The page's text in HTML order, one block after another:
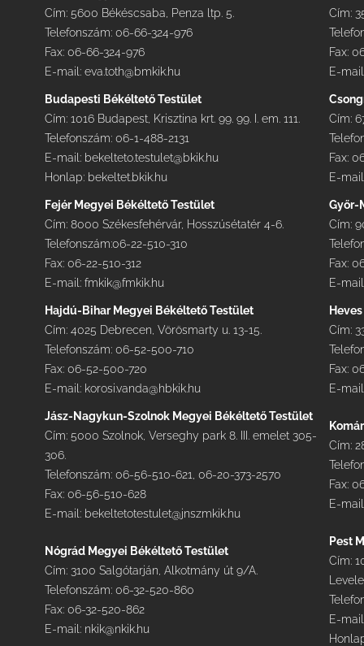
Cím: 5600 Békéscsaba, Penza ltp. 5.
Telefonszám: 06-66-324-976
Fax: 06-66-324-976
E-mail: eva.toth@bmkik.hu
Cím:
Fax:
E-
Budapesti Békéltető Testület
Cím: 1016 Budapest, Krisztina krt. 99. 99. I. em. 111.
Telefonszám: 06-1-488-2131
E-mail: bekelteto.testulet@bkik.hu
Honlap: bekeltet.bkik.hu
Cím:
Fax:
E-
Fejér Megyei Békéltető Testület
Cím: 8000 Székesfehérvár, Hosszúsétatér 4-6.
Telefonszám:06-22-510-310
Fax: 06-22-510-312
E-mail: fmkik@fmkik.hu
Győr-
Cím:
Fax:
E-
Hajdú-Bihar Megyei Békéltető Testület
Cím: 4025 Debrecen, Vörösmarty u. 13-15.
Telefonszám: 06-52-500-710
Fax: 06-52-500-720
E-mail: korosi.vanda@hbkik.hu
Cím:
Fax:
E-
Jász-Nagykun-Szolnok Megyei Békéltető Testület
Cím: 5000 Szolnok, Verseghy park 8. III. emelet 305-
306.
Telefonszám: 06-56-510-621, 06-20-373-2570
Fax: 06-56-510-628
E-mail: bekeltetotestulet@jnszmkik.hu
Cím:
Fax:
E-
Nógrád Megyei Békéltető Testület
Cím: 3100 Salgótarján, Alkotmány út 9/A.
Telefonszám: 06-32-520-860
Fax: 06-32-520-862
E-mail: nkik@nkik.hu
Pest
Cím:
E-